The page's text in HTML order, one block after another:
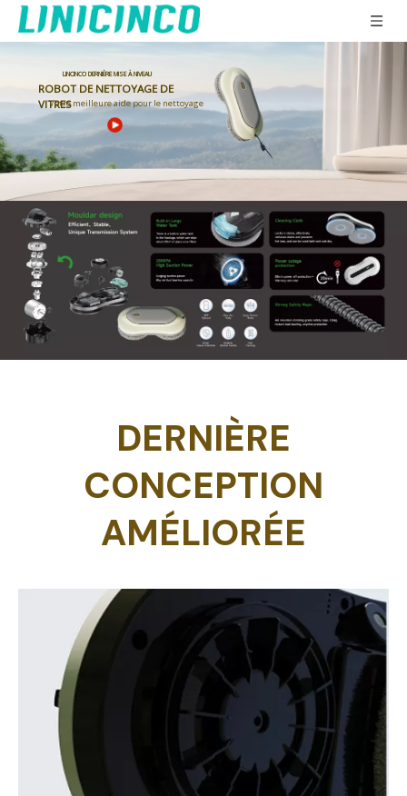
LINCINCO DERNIÈRE MISE À NIVEAU
ROBOT DE NETTOYAGE DE
VITRES
Votre meilleure aide pour le nettoyage
DERNIÈRE
CONCEPTION
AMÉLIORÉE